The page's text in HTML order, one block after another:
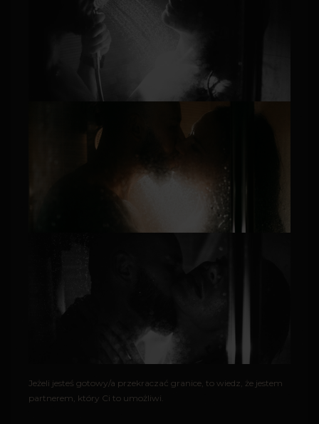
Jeżeli jesteś gotowy/a przekraczać granice, to wiedz, że jestem
partnerem, który Ci to umożliwi.